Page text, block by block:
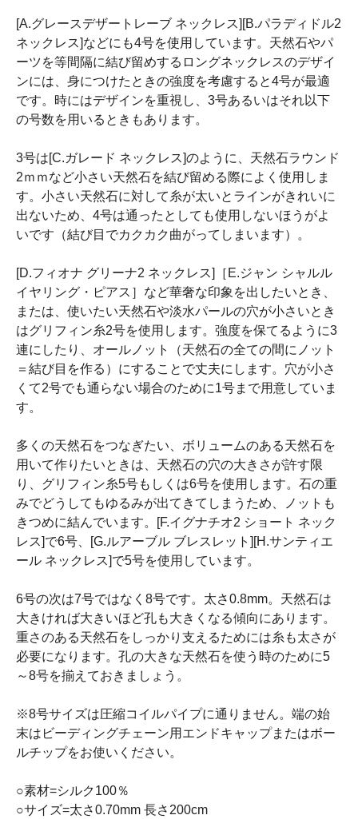
[A.グレースデザートレーブ ネックレス][B.パラディドル2
ネックレス]などにも4号を使用しています。天然石やパ
ーツを等間隔に結び留めするロングネックレスのデザイ
ンには、身につけたときの強度を考慮すると4号が最適
です。時にはデザインを重視し、3号あるいはそれ以下
の号数を用いるときもあります。
3号は[C.ガレード ネックレス]のように、天然石ラウンド
2ｍｍなど小さい天然石を結び留める際によく使用しま
す。小さい天然石に対して糸が太いとラインがきれいに
出ないため、4号は通ったとしても使用しないほうがよ
いです（結び目でカクカク曲がってしまいます）。
[D.フィオナ グリーナ2 ネックレス]［E.ジャン シャルル
イヤリング・ピアス］など華奢な印象を出したいとき、
または、使いたい天然石や淡水パールの穴が小さいとき
はグリフィン糸2号を使用します。強度を保てるように3
連にしたり、オールノット（天然石の全ての間にノット
＝結び目を作る）にすることで丈夫にします。穴が小さ
くて2号でも通らない場合のために1号まで用意していま
す。
多くの天然石をつなぎたい、ボリュームのある天然石を
用いて作りたいときは、天然石の穴の大きさが許す限
り、グリフィン糸5号もしくは6号を使用します。石の重
みでどうしてもゆるみが出てきてしまうため、ノットも
きつめに結んでいます。[F.イグナチオ2 ショート ネック
レス]で6号、[G.ルアーブル ブレスレット][H.サンティエ
ール ネックレス]で5号を使用しています。
6号の次は7号ではなく8号です。太さ0.8mm。天然石は
大きければ大きいほど孔も大きくなる傾向にあります。
重さのある天然石をしっかり支えるためには糸も太さが
必要になります。孔の大きな天然石を使う時のために5
～8号を揃えておきましょう。
※8号サイズは圧縮コイルパイプに通りません。端の始
末はビーディングチェーン用エンドキャップまたはボー
ルチップをお使いください。
○素材=シルク100％
○サイズ=太さ0.70mm 長さ200cm